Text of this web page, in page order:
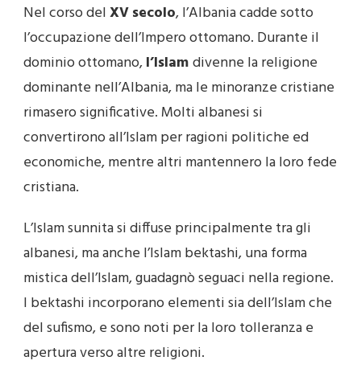
Nel corso delXVsecolo, l’Albania cadde sotto
l’occupazione dell’Impero ottomano. Durante il
dominio ottomano,l’Islamdivenne la religione
dominante nell’Albania, ma le minoranze cristiane
rimasero significative. Molti albanesi si
convertirono all’Islam per ragioni politiche ed
economiche, mentre altri mantennero la loro fede
cristiana.
L’Islam sunnita si diffuse principalmente tra gli
albanesi, ma anche l’Islam bektashi, una forma
mistica dell’Islam, guadagnò seguaci nella regione.
I bektashi incorporano elementi sia dell’Islam che
del sufismo, e sono noti per la loro tolleranza e
apertura verso altre religioni.